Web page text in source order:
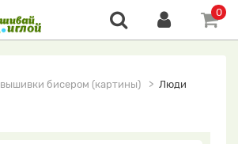
0
бисером (картины) Люди